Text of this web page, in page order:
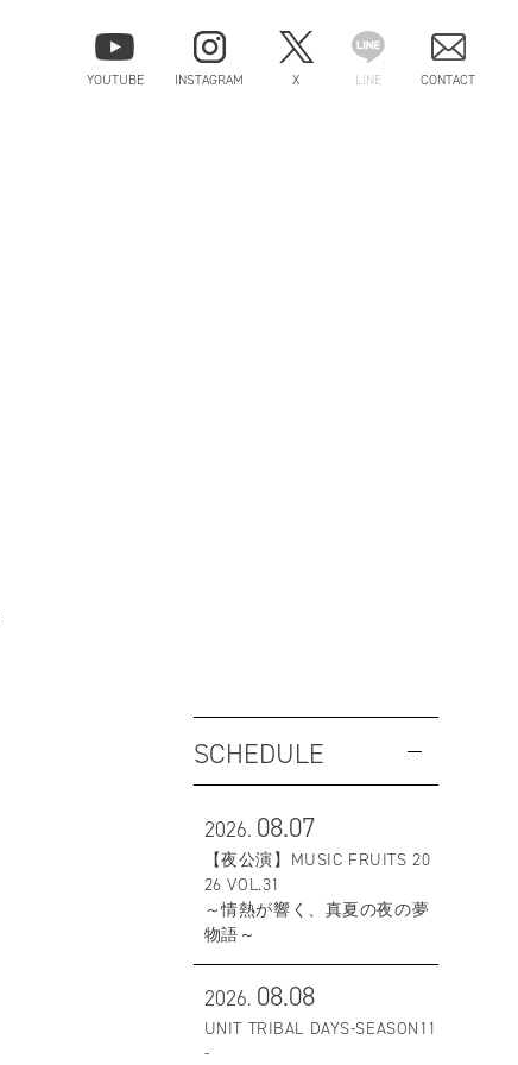
YOUTUBE INSTAGRAM X LINE CONTACT
SCHEDULE
2026. 08.07
【夜公演】MUSIC FRUITS 20
26 VOL.31
～情熱が響く、真夏の夜の夢
物語～
2026. 08.08
UNIT TRIBAL DAYS-SEASON11
-